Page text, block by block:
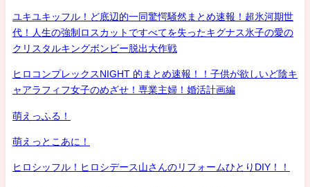
ユキユキッフル！ど底辺的一同驚愕騒然まとめ速報！超氷河期世
代！人生の強制ロスカットですべてを失ったキグナス氷子の愛の
クリスタルキングボンビー脱出大作戦
ヒロコンプレックスNIGHT 的まとめ速報！！子供が欲しいど陰キ
ャアラフィフ女子のめざせ！専業主婦！婚活計画編
萌えっふる！
萌えっとこあに！
ヒロシッフル！ヒロシデース山さんのリフォームひとりDIY！！